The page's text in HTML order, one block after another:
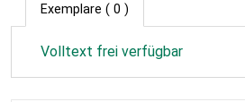
Exemplare ( 0 )
Volltext frei verfügbar